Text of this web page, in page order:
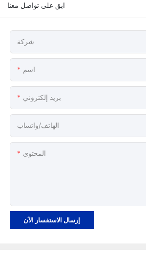
ابق على تواصل معنا
شركة
اسم
بريد إلكتروني
الهاتف/واتساب
المحتوى
إرسال الاستفسار الآن